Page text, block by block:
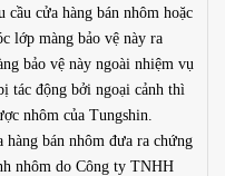
cầu cửa hàng bán nhôm hoặc
lớp màng bảo vệ này ra
bảo vệ này ngoài nhiệm vụ
tác động bởi ngoại cảnh thì
nhôm của Tungshin.
hàng bán nhôm đưa ra chứng
nhôm do Công ty TNHH